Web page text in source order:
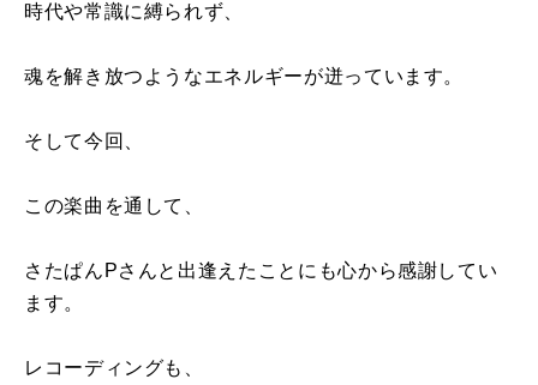
時代や常識に縛られず、
魂を解き放つようなエネルギーが迸っています。
そして今回、
この楽曲を通して、
さたぱんPさんと出逢えたことにも心から感謝してい
ます。
レコーディングも、